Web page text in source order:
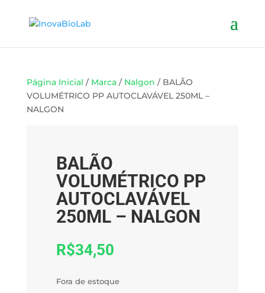
Página Inicial / Marca/ Nalgon / BALÃO
VOLUMÉTRICO PP AUTOCLAVÁVEL 250ML –
NALGON
BALÃO
VOLUMÉTRICO PP
AUTOCLAVÁVEL
250ML – NALGON
R$34,50
Fora de estoque